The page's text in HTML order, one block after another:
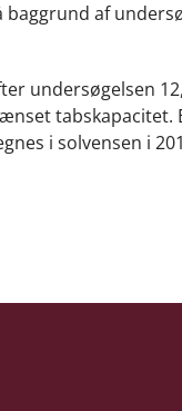
baggrund af
undersøgelsen
i solvensen i